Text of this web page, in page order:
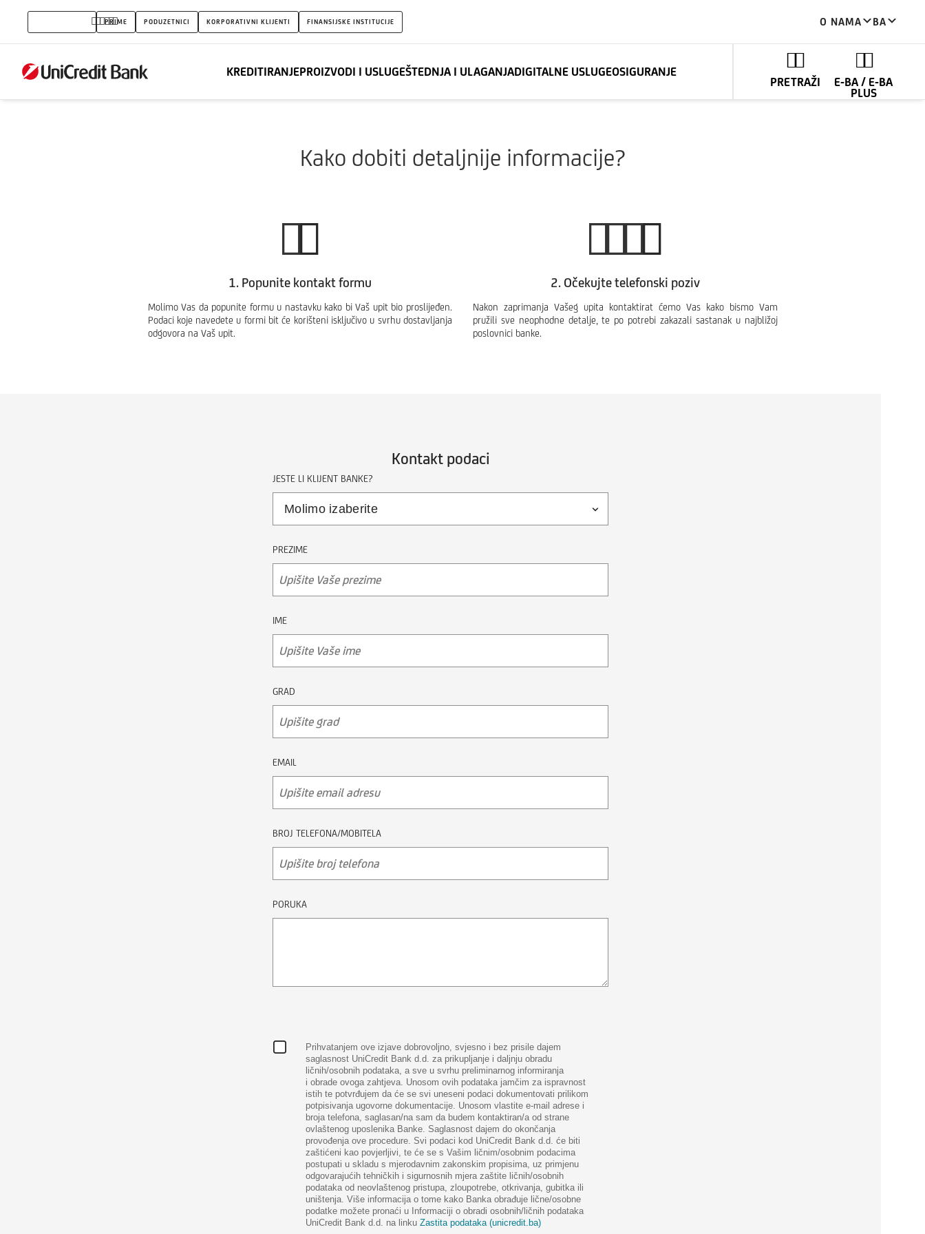
stambeni
kredit
PRIME PODUZETNICI KORPORATIVNI KLIJENTI FINANSIJSKE INSTITUCIJE O NAMA BA
KREDITIRANJEPROIZVODI I USLUGEŠTEDNJA I ULAGANJADIGITALNE USLUGEOSIGURANJE
PRETRAŽI
E-BA / E-BA
PLUS
Kako dobiti detaljnije informacije?
1. Popunite kontakt formu
Molimo Vas da popunite formu u nastavku kako bi Vaš upit bio proslijeđen.
Podaci koje navedete u formi bit će korišteni isključivo u svrhu dostavljanja
odgovora na Vaš upit.
2. Očekujte telefonski poziv
Nakon zaprimanja Vašeg upita kontaktirat ćemo Vas kako bismo Vam
pružili sve neophodne detalje, te po potrebi zakazali sastanak u najbližoj
poslovnici banke.
Kontakt podaci
JESTE LI KLIJENT BANKE?
PREZIME
IME
GRAD
EMAIL
BROJ TELEFONA/MOBITELA
PORUKA
Prihvatanjem ove izjave dobrovoljno, svjesno i bez prisile dajem
saglasnost UniCredit Bank d.d. za prikupljanje i daljnju obradu
ličnih/osobnih podataka, a sve u svrhu preliminarnog informiranja
i obrade ovoga zahtjeva. Unosom ovih podataka jamčim za ispravnost
istih te potvrđujem da će se svi uneseni podaci dokumentovati prilikom
potpisivanja ugovorne dokumentacije. Unosom vlastite e-mail adrese i
broja telefona, saglasan/na sam da budem kontaktiran/a od strane
ovlaštenog uposlenika Banke. Saglasnost dajem do okončanja
provođenja ove procedure. Svi podaci kod UniCredit Bank d.d. će biti
zaštićeni kao povjerljivi, te će se s Vašim ličnim/osobnim podacima
postupati u skladu s mjerodavnim zakonskim propisima, uz primjenu
odgovarajućih tehničkih i sigurnosnih mjera zaštite ličnih/osobnih
podataka od neovlaštenog pristupa, zloupotrebe, otkrivanja, gubitka ili
uništenja. Više informacija o tome kako Banka obrađuje lične/osobne
podatke možete pronaći u Informaciji o obradi osobnih/ličnih podataka
UniCredit Bank d.d. na linku Zastita podataka (unicredit.ba)